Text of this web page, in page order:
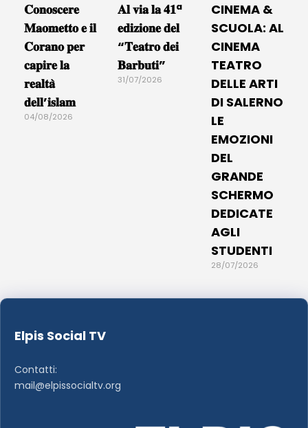
𝐂𝐨𝐧𝐨𝐬𝐜𝐞𝐫𝐞
𝐌𝐚𝐨𝐦𝐞𝐭𝐭𝐨 𝐞 𝐢𝐥
𝐂𝐨𝐫𝐚𝐧𝐨 𝐩𝐞𝐫
𝐜𝐚𝐩𝐢𝐫𝐞 𝐥𝐚
𝐫𝐞𝐚𝐥𝐭𝐚̀
𝐝𝐞𝐥𝐥’𝐢𝐬𝐥𝐚𝐦
04/08/2026
𝐀𝐥 𝐯𝐢𝐚 𝐥𝐚 𝟒𝟏ª
𝐞𝐝𝐢𝐳𝐢𝐨𝐧𝐞 𝐝𝐞𝐥
“𝐓𝐞𝐚𝐭𝐫𝐨 𝐝𝐞𝐢
𝐁𝐚𝐫𝐛𝐮𝐭𝐢”
31/07/2026
CINEMA &
SCUOLA: AL
CINEMA
TEATRO
DELLE ARTI
DI SALERNO
LE
EMOZIONI
DEL
GRANDE
SCHERMO
DEDICATE
AGLI
STUDENTI
28/07/2026
Elpis Social TV
Contatti:
mail@elpissocialtv.org